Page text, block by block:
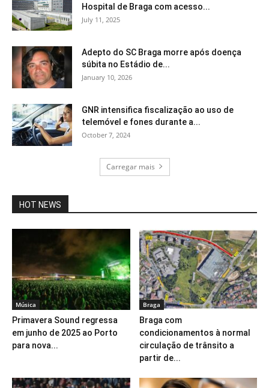
Hospital de Braga com acesso...
July 11, 2025
Adepto do SC Braga morre após doença
súbita no Estádio de...
January 10, 2026
GNR intensifica fiscalização ao uso de
telemóvel e fones durante a...
October 7, 2024
Carregar mais
HOT NEWS
Música
Primavera Sound regressa
em junho de 2025 ao Porto
para nova...
Braga
Braga com
condicionamentos à normal
circulação de trânsito a
partir de...